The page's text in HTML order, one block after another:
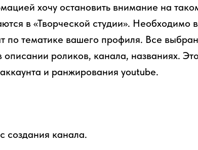
хочу остановить внимание на
в «Творческой студии». Необходимо
по тематике вашего профиля. Все
описании роликов, канала, названиях.
и ранжирования youtube.
создания канала.